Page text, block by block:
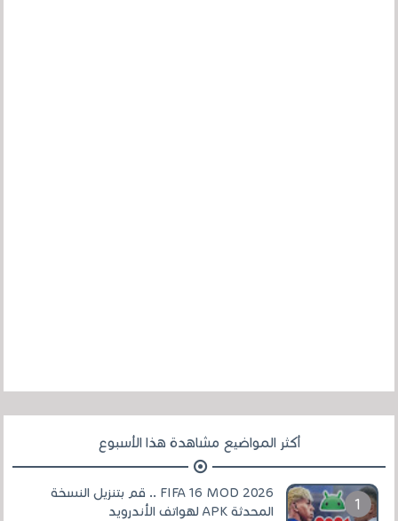
أكثر المواضيع مشاهدة هذا الأسبوع
FIFA 16 MOD 2026 .. قم بتنزيل النسخة
المحدثة APK لهواتف الأندرويد